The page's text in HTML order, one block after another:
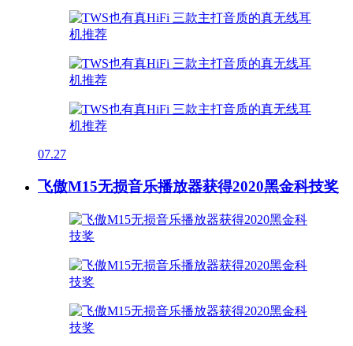
07.27
飞傲M15无损音乐播放器获得2020黑金科技奖